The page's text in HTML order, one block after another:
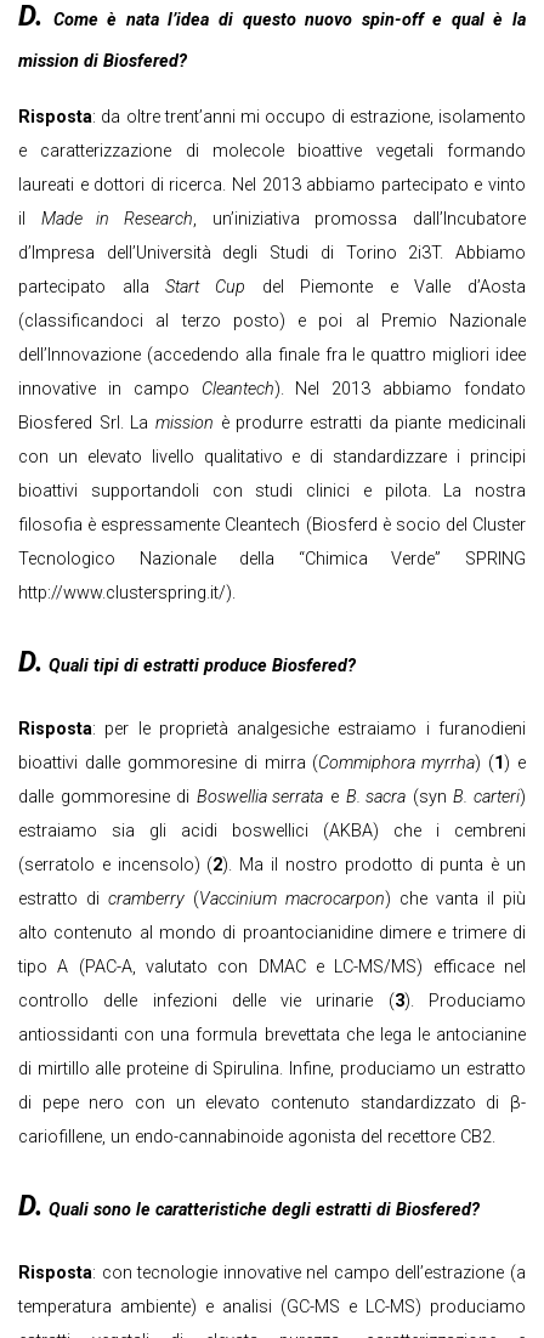
D. Come è nata l’idea di questo nuovo spin-off e qual è la
mission di Biosfered?
Risposta: da oltre trent’anni mi occupo di estrazione, isolamento
e caratterizzazione di molecole bioattive vegetali formando
laureati e dottori di ricerca. Nel 2013 abbiamo partecipato e vinto
il Made in Research, un’iniziativa promossa dall’Incubatore
d’Impresa dell’Università degli Studi di Torino 2i3T. Abbiamo
partecipato allaStart Cup del Piemonte e Valle d’Aosta
(classificandoci al terzo posto) e poi al Premio Nazionale
dell’Innovazione (accedendo alla finale fra le quattro migliori idee
innovative in campo Cleantech). Nel 2013 abbiamo fondato
Biosfered Srl. La mission è produrre estratti da piante medicinali
con un elevato livello qualitativo e di standardizzare i principi
bioattivi supportandoli con studi clinici e pilota. La nostra
filosofia è espressamente Cleantech (Biosferd è socio del Cluster
Tecnologico Nazionale della “Chimica Verde” SPRING
http://www.clusterspring.it/).
D. Quali tipi di estratti produce Biosfered?
Risposta: per le proprietà analgesiche estraiamo i furanodieni
bioattivi dalle gommoresine di mirra (Commiphora myrrha) (1) e
dalle gommoresine di Boswellia serrata e B. sacra (synB. carteri)
estraiamo sia gli acidi boswellici (AKBA) che i cembreni
(serratolo e incensolo) (2). Ma il nostro prodotto di punta è un
estratto dicramberry (Vaccinium macrocarpon) che vanta il più
alto contenuto al mondo di proantocianidine dimere e trimere di
tipo A (PAC-A, valutato con DMAC e LC-MS/MS) efficace nel
controllo delle infezioni delle vie urinarie (3). Produciamo
antiossidanti con una formula brevettata che lega le antocianine
di mirtillo alle proteine di Spirulina. Infine, produciamo un estratto
di pepe nero con un elevato contenuto standardizzato di β-
cariofillene, un endo-cannabinoide agonista del recettore CB2.
D. Quali sono le caratteristiche degli estratti di Biosfered?
Risposta: con tecnologie innovative nel campo dell’estrazione (a
temperatura ambiente) e analisi (GC-MS e LC-MS) produciamo